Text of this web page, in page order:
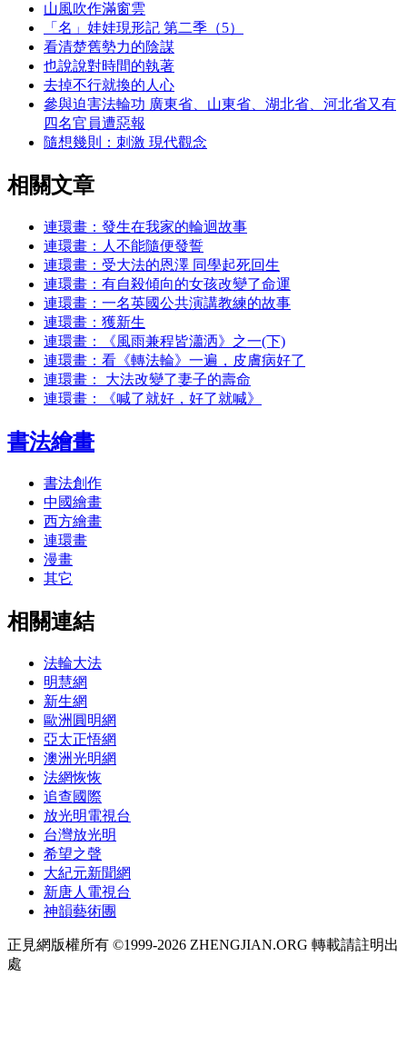
山風吹作滿窗雲
「名」娃娃現形記 第二季（5）
看清楚舊勢力的陰謀
也說說對時間的執著
去掉不行就換的人心
參與迫害法輪功 廣東省、山東省、湖北省、河北省又有
四名官員遭惡報
隨想幾則：刺激 現代觀念
相關文章
連環畫：發生在我家的輪迴故事
連環畫：人不能隨便發誓
連環畫：受大法的恩澤 同學起死回生
連環畫：有自殺傾向的女孩改變了命運
連環畫：一名英國公共演講教練的故事
連環畫：獲新生
連環畫：《風雨兼程皆瀟洒》之一(下)
連環畫：看《轉法輪》一遍，皮膚病好了
連環畫： 大法改變了妻子的壽命
連環畫：《喊了就好，好了就喊》
書法繪畫
書法創作
中國繪畫
西方繪畫
連環畫
漫畫
其它
相關連結
法輪大法
明慧網
新生網
歐洲圓明網
亞太正悟網
澳洲光明網
法網恢恢
追查國際
放光明電視台
台灣放光明
希望之聲
大紀元新聞網
新唐人電視台
神韻藝術團
正見網版權所有 ©1999-2026 ZHENGJIAN.ORG 轉載請註明出
處